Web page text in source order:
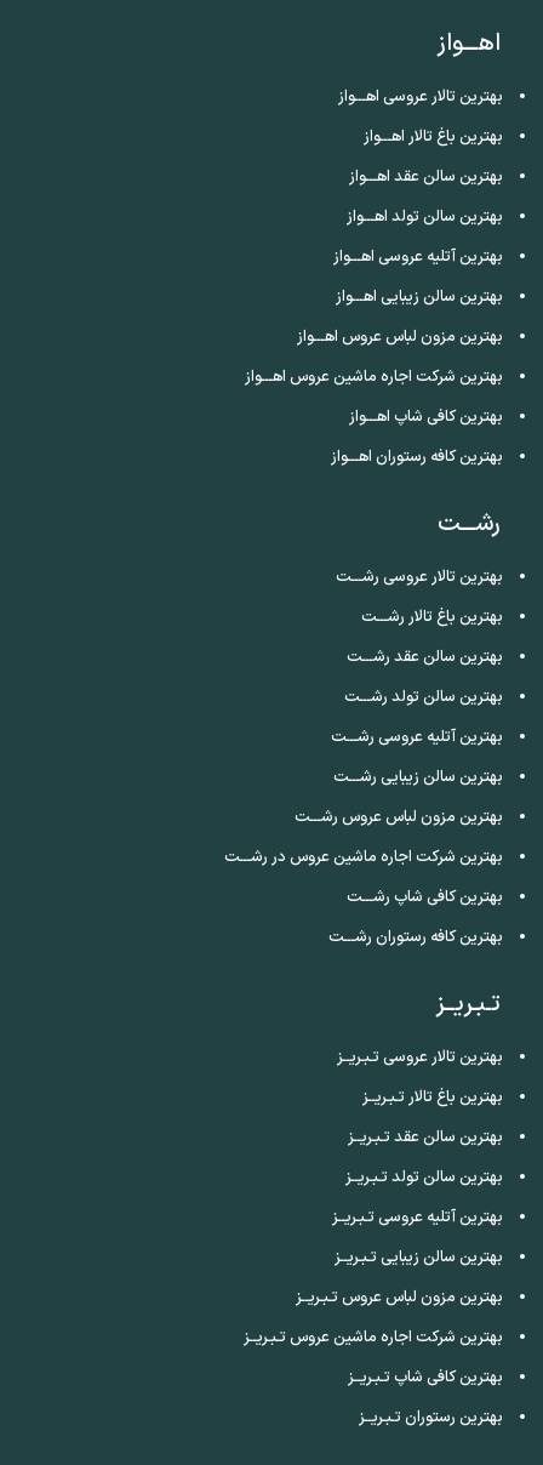
اهـــواز
بهترین تالار عروسی اهـــواز
بهترین باغ تالار اهـــواز
بهترین سالن عقد اهـــواز
بهترین سالن تولد اهـــواز
بهترین آتلیه عروسی اهـــواز
بهترین سالن زیبایی اهـــواز
بهترین مزون لباس عروس اهـــواز
بهترین شرکت اجاره ماشین عروس اهـــواز
بهترین کافی شاپ اهـــواز
بهترین کافه رستوران اهـــواز
رشـــت
بهترین تالار عروسی رشـــت
بهترین باغ تالار رشـــت
بهترین سالن عقد رشـــت
بهترین سالن تولد رشـــت
بهترین آتلیه عروسی رشـــت
بهترین سالن زیبایی رشـــت
بهترین مزون لباس عروس رشـــت
بهترین شرکت اجاره ماشین عروس در رشـــت
بهترین کافی شاپ رشـــت
بهترین کافه رستوران رشـــت
تـبـریــز
بهترین تالار عروسی تـبـریــز
بهترین باغ تالار تـبـریــز
بهترین سالن عقد تـبـریــز
بهترین سالن تولد تـبـریــز
بهترین آتلیه عروسی تـبـریــز
بهترین سالن زیبایی تـبـریــز
بهترین مزون لباس عروس تـبـریــز
بهترین شرکت اجاره ماشین عروس تـبـریــز
بهترین کافی شاپ تـبـریــز
بهترین رستوران تـبـریــز